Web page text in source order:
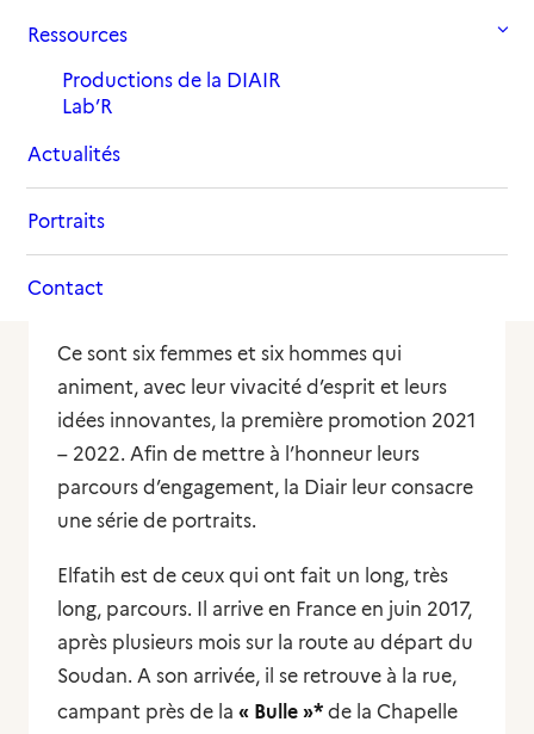
Ressources
Productions de la DIAIR
Lab’R
Actualités
Portraits
Contact
Haut-Commissariat des Nations Unies pour
des relations internationales (
des personnes réfugiées
Ce sont six femmes et six hommes qui
animent, avec leur vivacité d’esprit et leurs
idées innovantes, la première promotion 2021
– 2022. Afin de mettre à l’honneur leurs
parcours d’engagement, la Diair leur consacre
une série de portraits.
Elfatih est de ceux qui ont fait un long, très
long, parcours. Il arrive en France en juin 2017,
après plusieurs mois sur la route au départ du
Soudan. A son arrivée, il se retrouve à la rue,
campant près de la « Bulle »* de la Chapelle